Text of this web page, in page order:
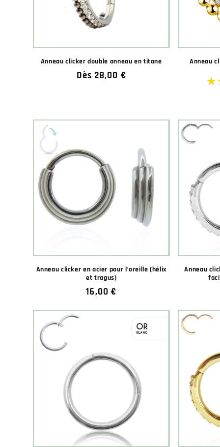
Anneau clicker double anneau en titane
Prix
Dès 28,00 €
Anneau
Anneau clicker en acier pour l'oreille (hélix
et tragus)
Prix
16,00 €
Anneau